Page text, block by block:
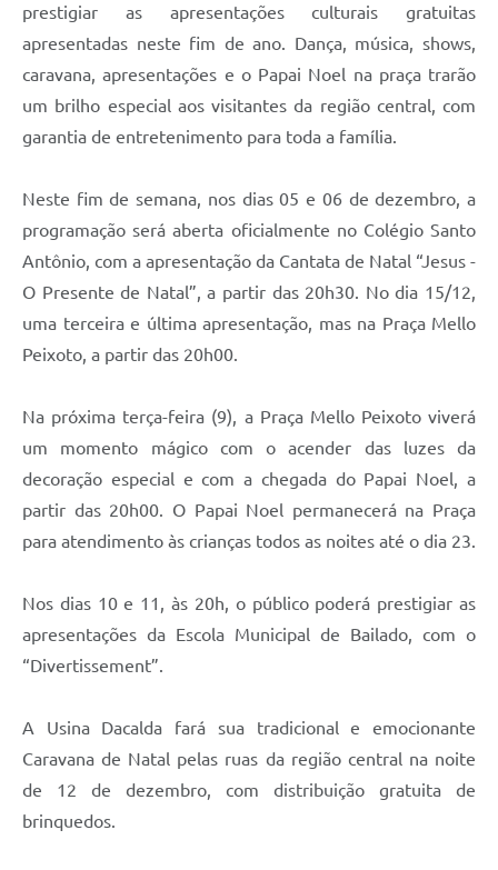
prestigiar as apresentações culturais gratuitas
apresentadas neste fim de ano. Dança, música, shows,
caravana, apresentações e o Papai Noel na praça trarão
um brilho especial aos visitantes da região central, com
garantia de entretenimento para toda a família.
Neste fim de semana, nos dias 05 e 06 de dezembro, a
programação será aberta oficialmente no Colégio Santo
Antônio, com a apresentação da Cantata de Natal “Jesus -
O Presente de Natal”, a partir das 20h30. No dia 15/12,
uma terceira e última apresentação, mas na Praça Mello
Peixoto, a partir das 20h00.
Na próxima terça-feira (9), a Praça Mello Peixoto viverá
um momento mágico com o acender das luzes da
decoração especial e com a chegada do Papai Noel, a
partir das 20h00. O Papai Noel permanecerá na Praça
para atendimento às crianças todos as noites até o dia 23.
Nos dias 10 e 11, às 20h, o público poderá prestigiar as
apresentações da Escola Municipal de Bailado, com o
“Divertissement”.
A Usina Dacalda fará sua tradicional e emocionante
Caravana de Natal pelas ruas da região central na noite
de 12 de dezembro, com distribuição gratuita de
brinquedos.